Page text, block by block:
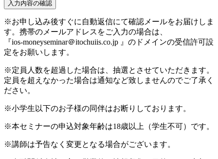
※お申し込み後すぐに自動返信にて確認メールをお届けしま
す。携帯のメールアドレスをご入力の場合は、
『ios-moneyseminar＠itochuiis.co.jp 』のドメインの受信許可設
定をお願いします。
※定員人数を超過した場合は、抽選とさせていただきます。
定員を超えなかった場合は通知など致しませんのでご了承く
ださい。
※小学生以下のお子様の同伴はお断りしております。
※本セミナーの申込対象年齢は18歳以上（学生不可）です。
※講師は予告なく変更となる場合がございます。